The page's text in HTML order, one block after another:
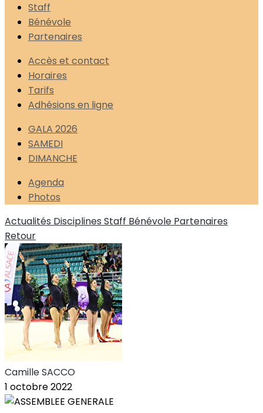
Staff
Bénévole
Partenaires
Accès et contact
Horaires
Tarifs
Adhésions en ligne
GALA 2026
SAMEDI
DIMANCHE
Agenda
Photos
Actualités Disciplines Staff Bénévole Partenaires
Retour
Camille SACCO
1 octobre 2022